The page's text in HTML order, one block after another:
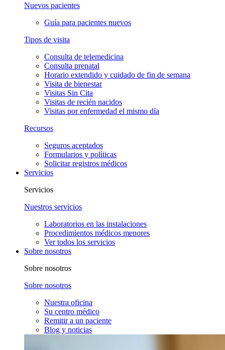
Nuevos pacientes
Guía para pacientes nuevos
Tipos de visita
Consulta de telemedicina
Consulta prenatal
Horario extendido y cuidado de fin de semana
Visita de bienestar
Visitas Sin Cita
Visitas de recién nacidos
Visitas por enfermedad el mismo día
Recursos
Seguros aceptados
Formularios y políticas
Solicitar registros médicos
Servicios
Servicios
Nuestros servicios
Laboratorios en las instalaciones
Procedimientos médicos menores
Ver todos los servicios
Sobre nosotros
Sobre nosotros
Sobre nosotros
Nuestra oficina
Su centro médico
Remitir a un paciente
Blog y noticias